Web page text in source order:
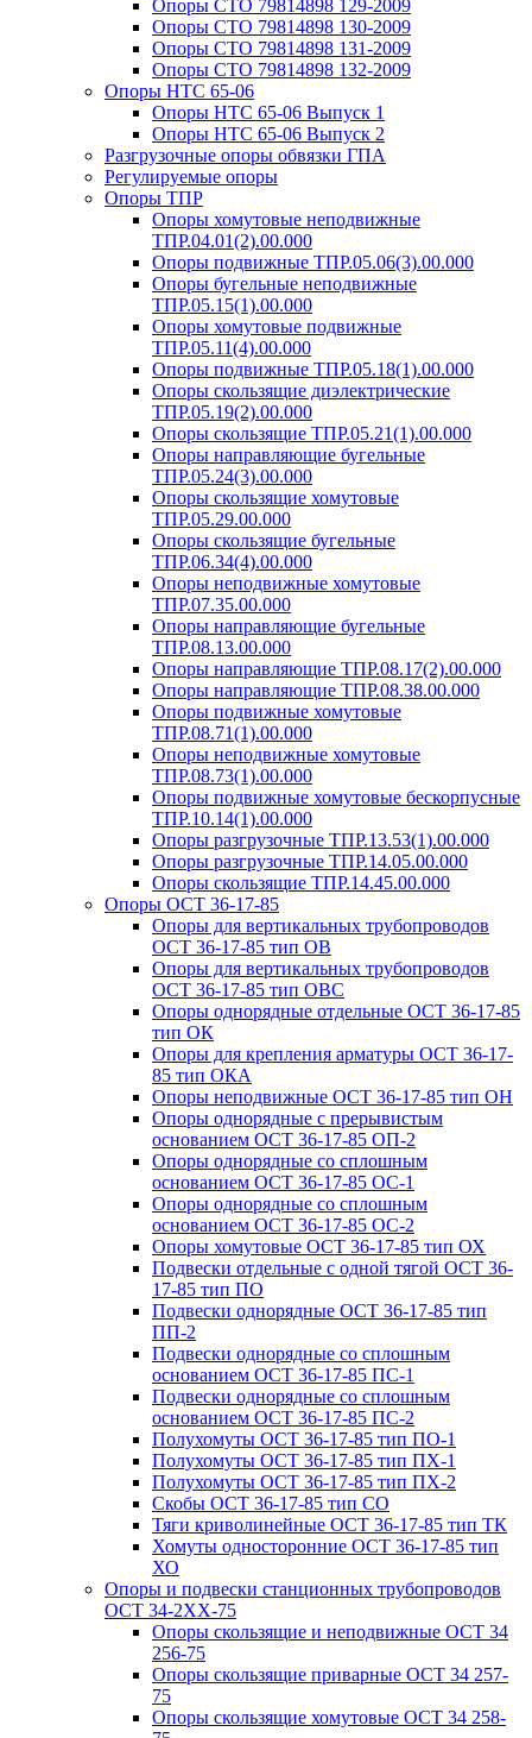
Опоры СТО 79814898 129-2009
Опоры СТО 79814898 130-2009
Опоры СТО 79814898 131-2009
Опоры СТО 79814898 132-2009
Опоры НТС 65-06
Опоры НТС 65-06 Выпуск 1
Опоры НТС 65-06 Выпуск 2
Разгрузочные опоры обвязки ГПА
Регулируемые опоры
Опоры ТПР
Опоры хомутовые неподвижные
ТПР.04.01(2).00.000
Опоры подвижные ТПР.05.06(3).00.000
Опоры бугельные неподвижные
ТПР.05.15(1).00.000
Опоры хомутовые подвижные
ТПР.05.11(4).00.000
Опоры подвижные ТПР.05.18(1).00.000
Опоры скользящие диэлектрические
ТПР.05.19(2).00.000
Опоры скользящие ТПР.05.21(1).00.000
Опоры направляющие бугельные
ТПР.05.24(3).00.000
Опоры скользящие хомутовые
ТПР.05.29.00.000
Опоры скользящие бугельные
ТПР.06.34(4).00.000
Опоры неподвижные хомутовые
ТПР.07.35.00.000
Опоры направляющие бугельные
ТПР.08.13.00.000
Опоры направляющие ТПР.08.17(2).00.000
Опоры направляющие ТПР.08.38.00.000
Опоры подвижные хомутовые
ТПР.08.71(1).00.000
Опоры неподвижные хомутовые
ТПР.08.73(1).00.000
Опоры подвижные хомутовые бескорпусные
ТПР.10.14(1).00.000
Опоры разгрузочные ТПР.13.53(1).00.000
Опоры разгрузочные ТПР.14.05.00.000
Опоры скользящие ТПР.14.45.00.000
Опоры ОСТ 36-17-85
Опоры для вертикальных трубопроводов
ОСТ 36-17-85 тип ОВ
Опоры для вертикальных трубопроводов
ОСТ 36-17-85 тип ОВС
Опоры однорядные отдельные ОСТ 36-17-85
тип ОК
Опоры для крепления арматуры ОСТ 36-17-
85 тип ОКА
Опоры неподвижные ОСТ 36-17-85 тип ОН
Опоры однорядные с прерывистым
основанием ОСТ 36-17-85 ОП-2
Опоры однорядные со сплошным
основанием ОСТ 36-17-85 ОС-1
Опоры однорядные со сплошным
основанием ОСТ 36-17-85 ОС-2
Опоры хомутовые ОСТ 36-17-85 тип ОХ
Подвески отдельные с одной тягой ОСТ 36-
17-85 тип ПО
Подвески однорядные ОСТ 36-17-85 тип
ПП-2
Подвески однорядные со сплошным
основанием ОСТ 36-17-85 ПС-1
Подвески однорядные со сплошным
основанием ОСТ 36-17-85 ПС-2
Полухомуты ОСТ 36-17-85 тип ПО-1
Полухомуты ОСТ 36-17-85 тип ПХ-1
Полухомуты ОСТ 36-17-85 тип ПХ-2
Скобы ОСТ 36-17-85 тип СО
Тяги криволинейные ОСТ 36-17-85 тип ТК
Хомуты односторонние ОСТ 36-17-85 тип
ХО
Опоры и подвески станционных трубопроводов
ОСТ 34-2XX-75
Опоры скользящие и неподвижные ОСТ 34
256-75
Опоры скользящие приварные ОСТ 34 257-
75
Опоры скользящие хомутовые ОСТ 34 258-